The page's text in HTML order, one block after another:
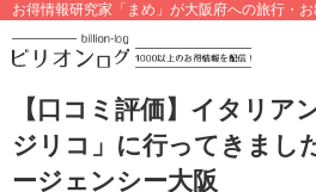
お得情報研究家「まめ」が大阪府への旅行・
【口コミ評価】イタリア
ジリコ」に行ってきまし
ージェンシー大阪